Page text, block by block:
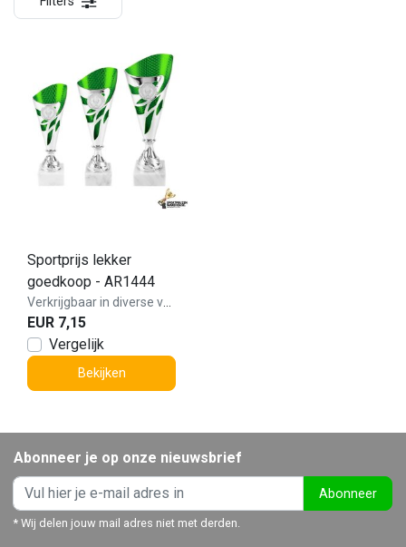
Sportprijs lekker
goedkoop - AR1444
EUR 7,15
Vergelijk
Bekijken
Abonneer je op onze nieuwsbrief
Abonneer
* Wij delen jouw mail adres niet met derden.